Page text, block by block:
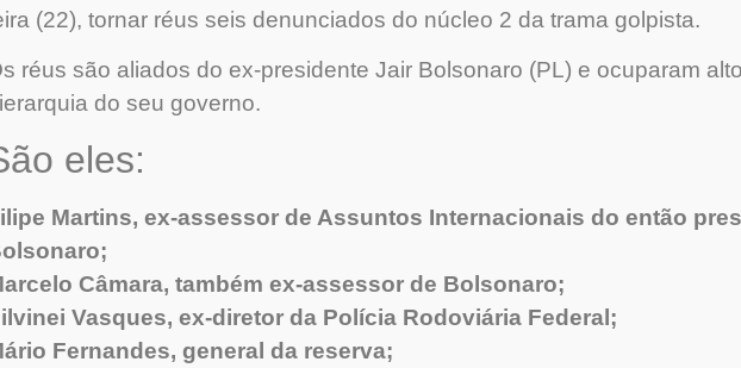
(22), tornar réus seis denunciados do núcleo 2 da trama golpista.
réus são aliados do ex-presidente Jair Bolsonaro (PL) e ocuparam
do seu governo.
eles:
Martins, ex-assessor de Assuntos Internacionais do então
Câmara, também ex-assessor de Bolsonaro;
Vasques, ex-diretor da Polícia Rodoviária Federal;
Fernandes, general da reserva;